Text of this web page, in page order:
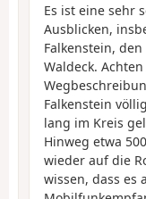
Es ist eine sehr
Ausblicken,
Falkenstein,
Waldeck.
Falkenstein
lang im Kreis
Hinweg etwa
wieder auf die
wissen, dass es